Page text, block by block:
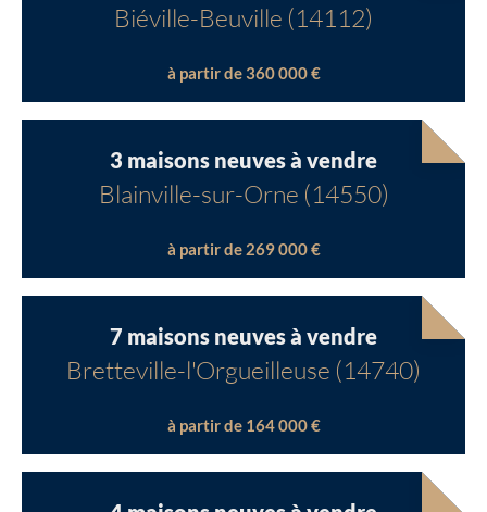
Biéville-Beuville (14112)
à partir de 360 000 €
3 maisons neuves à vendre
Blainville-sur-Orne (14550)
à partir de 269 000 €
7 maisons neuves à vendre
Bretteville-l'Orgueilleuse (14740)
à partir de 164 000 €